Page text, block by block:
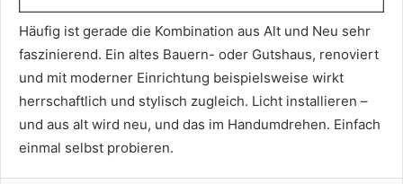
Häufig ist gerade die Kombination aus Alt und Neu sehr
faszinierend. Ein altes Bauern- oder Gutshaus, renoviert
und mit moderner Einrichtung beispielsweise wirkt
herrschaftlich und stylisch zugleich. Licht installieren –
und aus alt wird neu, und das im Handumdrehen. Einfach
einmal selbst probieren.